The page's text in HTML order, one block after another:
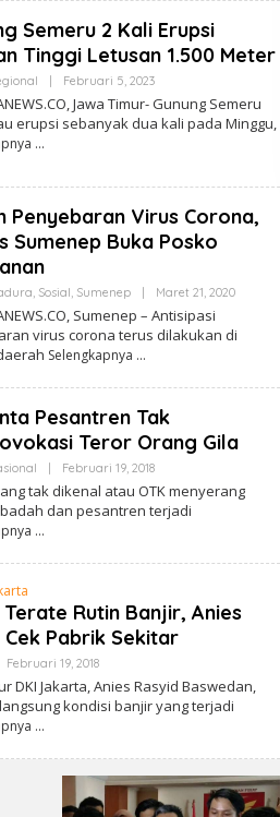
Semeru 2 Kali Erupsi
Tinggi Letusan 1.500 Meter
Februari 5, 2023Oleh
Jawa Timur- Gunung Semeru
erupsi sebanyak dua kali pada Minggu,
Penyebaran Virus Corona,
Sumenep Buka Posko
, Sosial, Sumenep Maret 21, 2020Oleh
Sumenep – Antisipasi
virus corona terus dilakukan di
Selengkapnya
Pesantren Tak
Teror Orang Gila
Februari 19, 2018Oleh
tak dikenal atau OTK menyerang
dan pesantren terjadi
Terate Rutin Banjir, Anies
Cek Pabrik Sekitar
Februari 19, 2018Oleh
DKI Jakarta, Anies Rasyid Baswedan,
kondisi banjir yang terjadi